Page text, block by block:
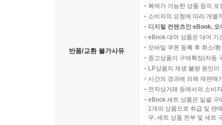
한 사람이 ‘잘못’이나 ‘실격’이라는 사회적 낙인
휠체어 사용 기술을 연마하고, 휠체어의 색깔과
치료하거나 나를 ‘정상’에 가깝게 만들어주려
비정상이나 결여된 존재가 아니라 개별성을 지
자신들의 문화, 삶의 양식을 온전한 정체성으로
세계를 전하고자 했던 것이다. 즉 정체성을 수
공통의 경험을 내 자아의 중대한 부분으로 삼겠
“샘이나 줄리아나 같은 장애아는 애초에 부모에
반품/교환 불가사유
복제가 가능한 상품 등의
소비자의 요청에 따라 개별
디지털 컨텐츠인 eBook,
eBook 대여 상품은 대여 기
모바일 쿠폰 등록 후 취소/
중고상품이 구매확정(자동
LP상품의 재생 불량 원인
시간의 경과에 의해 재판매
전자상거래 등에서의 소비
eBook 세트 상품은 일괄 구
1개의 상품으로 취급 및 판
우, 세트 상품 전부 및 세트